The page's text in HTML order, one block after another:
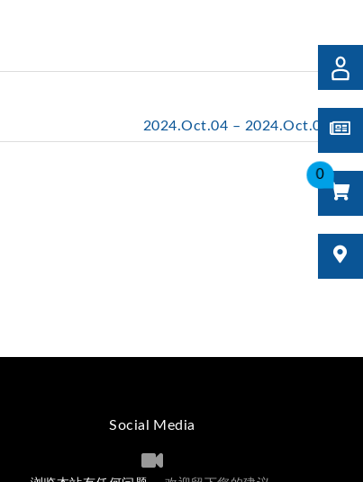
0
2024.Oct.04 – 2024.Oct.06
Social Media